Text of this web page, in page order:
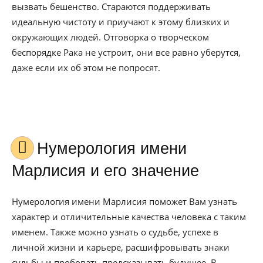
вызвать бешенство. Стараются поддерживать
идеальную чистоту и приучают к этому близких и
окружающих людей. Отговорка о творческом
беспорядке Рака не устроит, они все равно уберутся,
даже если их об этом не попросят.
Нумерология имени
Марлисия и его значение
Нумерология имени Марлисия поможет Вам узнать
характер и отличительные качества человека с таким
именем. Также можно узнать о судьбе, успехе в
личной жизни и карьере, расшифровывать знаки